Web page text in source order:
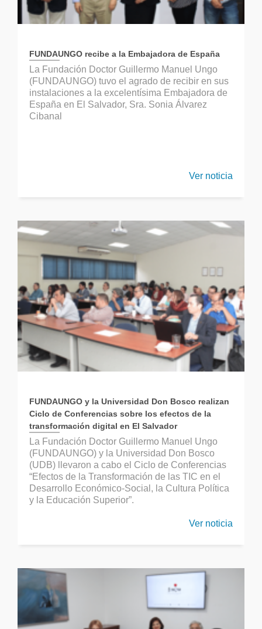
FUNDAUNGO recibe a la Embajadora de España
La Fundación Doctor Guillermo Manuel Ungo
(FUNDAUNGO) tuvo el agrado de recibir en sus
instalaciones a la excelentísima Embajadora de
España en El Salvador, Sra. Sonia Álvarez
Cibanal
Ver noticia
FUNDAUNGO y la Universidad Don Bosco realizan
Ciclo de Conferencias sobre los efectos de la
transformación digital en El Salvador
La Fundación Doctor Guillermo Manuel Ungo
(FUNDAUNGO) y la Universidad Don Bosco
(UDB) llevaron a cabo el Ciclo de Conferencias
“Efectos de la Transformación de las TIC en el
Desarrollo Económico-Social, la Cultura Política
y la Educación Superior”.
Ver noticia